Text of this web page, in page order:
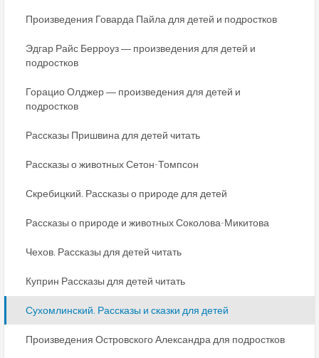
Произведения Говарда Пайла для детей и подростков
Эдгар Райс Берроуз ― произведения для детей и
подростков
Горацио Олджер ― произведения для детей и
подростков
Рассказы Пришвина для детей читать
Рассказы о животных Сетон-Томпсон
Скребицкий. Рассказы о природе для детей
Рассказы о природе и животных Соколова-Микитова
Чехов. Рассказы для детей читать
Куприн Рассказы для детей читать
Сухомлинский. Рассказы и сказки для детей
Произведения Островского Александра для подростков